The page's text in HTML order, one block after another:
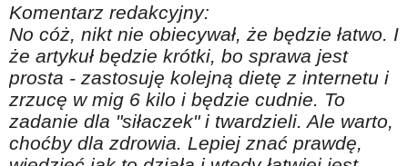
Komentarz redakcyjny:
No cóż, nikt nie obiecywał, że będzie łatwo. I
że artykuł będzie krótki, bo sprawa jest
prosta - zastosuję kolejną dietę z internetu i
zrzucę w mig 6 kilo i będzie cudnie. To
zadanie dla "siłaczek" i twardzieli. Ale warto,
choćby dla zdrowia. Lepiej znać prawdę,